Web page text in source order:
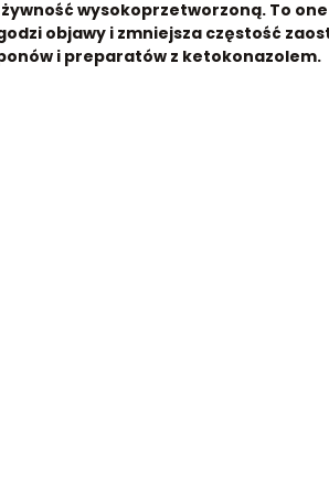
wysokoprzetworzoną. To
objawy i zmniejsza częstość
i preparatów z ketokonazolem.